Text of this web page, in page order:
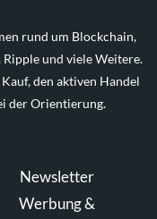
rund um Blockchain,
und viele Weitere.
den aktiven Handel
der Orientierung.
Newsletter
Werbung &